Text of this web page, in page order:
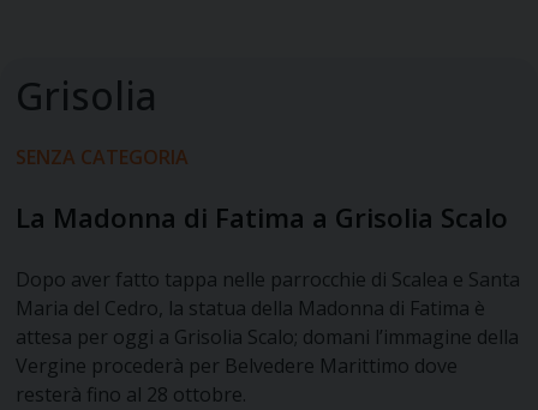
SENZA CATEGORIA
La Madonna di Fatima a Grisolia Scalo
Dopo aver fatto tappa nelle parrocchie di Scalea e Santa
Maria del Cedro, la statua della Madonna di Fatima è
attesa per oggi a Grisolia Scalo; domani l’immagine della
Vergine procederà per Belvedere Marittimo dove
resterà fino al 28 ottobre.